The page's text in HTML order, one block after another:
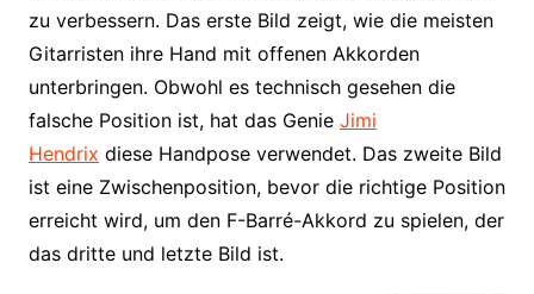
zu verbessern. Das erste Bild zeigt, wie die meisten
Gitarristen ihre Hand mit offenen Akkorden
unterbringen. Obwohl es technisch gesehen die
falsche Position ist, hat das Genie Jimi
Hendrix diese Handpose verwendet. Das zweite Bild
ist eine Zwischenposition, bevor die richtige Position
erreicht wird, um den F-Barré-Akkord zu spielen, der
das dritte und letzte Bild ist.